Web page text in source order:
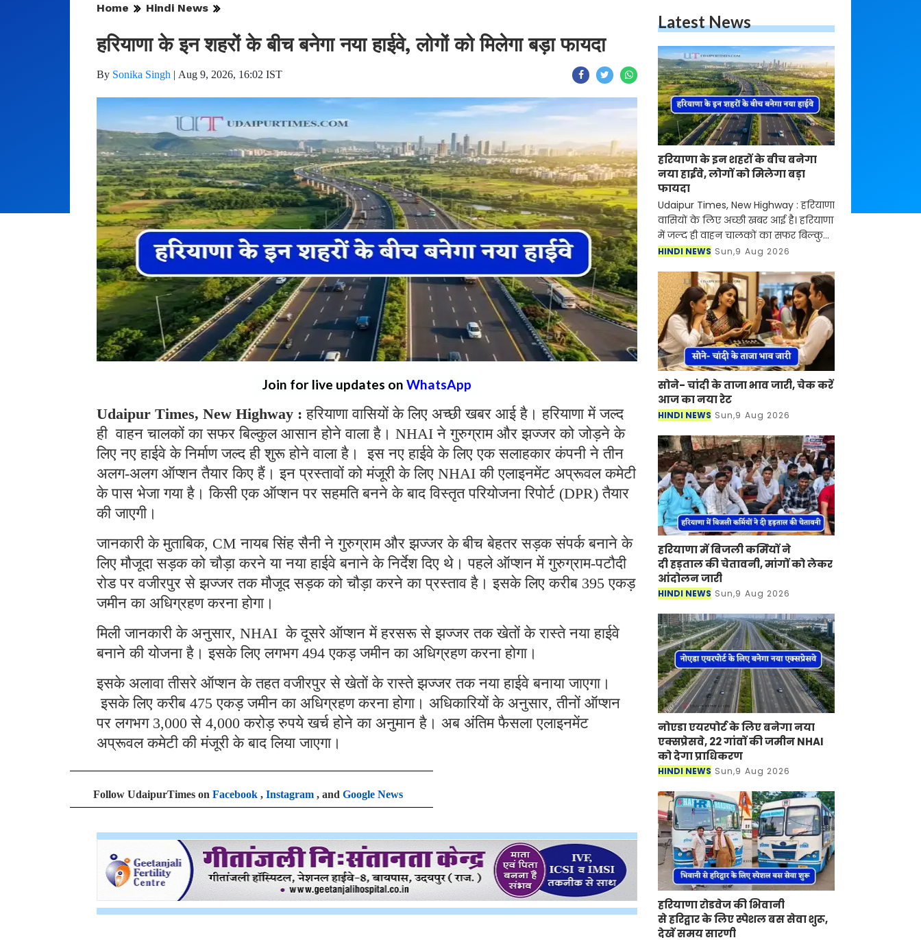
Home Hindi News
हरियाणा के इन शहरों के बीच बनेगा नया हाईवे, लोगों को मिलेगा बड़ा फायदा
By Sonika Singh | Aug 9, 2026, 16:02 IST
Join for live updates on WhatsApp
Udaipur Times, New Highway :हरियाणा वासियों के लिए अच्छी खबर आई है। हरियाणा में जल्द
ही वाहन चालकों का सफर बिल्कुल आसान होने वाला है। NHAI ने गुरुग्राम और झज्जर को जोड़ने के
लिए नए हाईवे के निर्माण जल्द ही शुरू होने वाला है। इस नए हाईवे के लिए एक सलाहकार कंपनी ने तीन
अलग-अलग ऑप्शन तैयार किए हैं। इन प्रस्तावों को मंजूरी के लिए NHAI की एलाइनमेंट अप्रूवल कमेटी
के पास भेजा गया है। किसी एक ऑप्शन पर सहमति बनने के बाद विस्तृत परियोजना रिपोर्ट (DPR) तैयार
की जाएगी।
जानकारी के मुताबिक, CM नायब सिंह सैनी ने गुरुग्राम और झज्जर के बीच बेहतर सड़क संपर्क बनाने के
लिए मौजूदा सड़क को चौड़ा करने या नया हाईवे बनाने के निर्देश दिए थे। पहले ऑप्शन में गुरुग्राम-पटौदी
रोड पर वजीरपुर से झज्जर तक मौजूद सड़क को चौड़ा करने का प्रस्ताव है। इसके लिए करीब 395 एकड़
जमीन का अधिग्रहण करना होगा।
मिली जानकारी के अनुसार, NHAI के दूसरे ऑप्शन में हरसरू से झज्जर तक खेतों के रास्ते नया हाईवे
बनाने की योजना है। इसके लिए लगभग 494 एकड़ जमीन का अधिग्रहण करना होगा।
इसके अलावा तीसरे ऑप्शन के तहत वजीरपुर से खेतों के रास्ते झज्जर तक नया हाईवे बनाया जाएगा।
इसके लिए करीब 475 एकड़ जमीन का अधिग्रहण करना होगा। अधिकारियों के अनुसार, तीनों ऑप्शन
पर लगभग 3,000 से 4,000 करोड़ रुपये खर्च होने का अनुमान है। अब अंतिम फैसला एलाइनमेंट
अप्रूवल कमेटी की मंजूरी के बाद लिया जाएगा।
Follow UdaipurTimes on Facebook , Instagram , and Google News
Latest News
हरियाणा के इन शहरों के बीच बनेगा
नया हाईवे, लोगों को मिलेगा बड़ा
फायदा
Udaipur Times, New Highway : हरियाणा
वासियों के लिए अच्छी खबर आई है। हरियाणा
में जल्द ही वाहन चालकों का सफर बिल्कुल
आसान होने वाला है। NHAI ने गुरुग्राम और
निर्माण
HINDI NEWS Sun,9 Aug 2026
सोने- चांदी के ताजा भाव जारी, चेक करें
आज का नया रेट
HINDI NEWS Sun,9 Aug 2026
हरियाणा में बिजली कर्मियों ने
दी हड़ताल की चेतावनी, मांगों को लेकर
आंदोलन जारी
HINDI NEWS Sun,9 Aug 2026
नोएडा एयरपोर्ट के लिए बनेगा नया
एक्सप्रेसवे, 22 गांवों की जमीन NHAI
को देगा प्राधिकरण
HINDI NEWS Sun,9 Aug 2026
हरियाणा रोडवेज की भिवानी
से हरिद्वार के लिए स्पेशल बस सेवा शुरू,
देखें समय सारणी